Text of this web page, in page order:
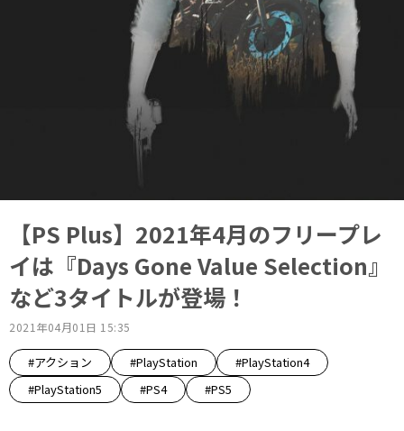
【PS Plus】2021年4月のフリープレ
イは『Days Gone Value Selection』
など3タイトルが登場！
2021年04月01日 15:35
#アクション #PlayStation
#PlayStation4
#PlayStation5
#PS4 #PS5